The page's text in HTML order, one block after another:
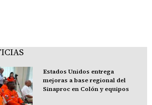
Estados Unidos entrega
mejoras a base regional del
Sinaproc en Colón y equipos